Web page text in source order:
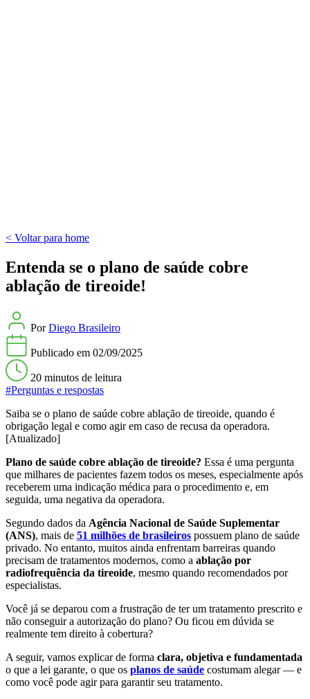
< Voltar para home
Entenda se o plano de saúde cobre
ablação de tireoide!
PorDiego Brasileiro
Publicado em 02/09/2025
20 minutos de leitura
#Perguntas e respostas
Saiba se o plano de saúde cobre ablação de tireoide, quando é
obrigação legal e como agir em caso de recusa da operadora.
[Atualizado]
Plano de saúde cobre ablação de tireoide? Essa é uma pergunta
que milhares de pacientes fazem todos os meses, especialmente após
receberem uma indicação médica para o procedimento e, em
seguida, uma negativa da operadora.
Segundo dados da Agência Nacional de Saúde Suplementar
(ANS), mais de 51 milhões de brasileiros possuem plano de saúde
privado. No entanto, muitos ainda enfrentam barreiras quando
precisam de tratamentos modernos, como a ablação por
radiofrequência da tireoide, mesmo quando recomendados por
especialistas.
Você já se deparou com a frustração de ter um tratamento prescrito e
não conseguir a autorização do plano? Ou ficou em dúvida se
realmente tem direito à cobertura?
A seguir, vamos explicar de forma clara, objetiva e fundamentada
o que a lei garante, o que os planos de saúde costumam alegar — e
como você pode agir para garantir seu tratamento.